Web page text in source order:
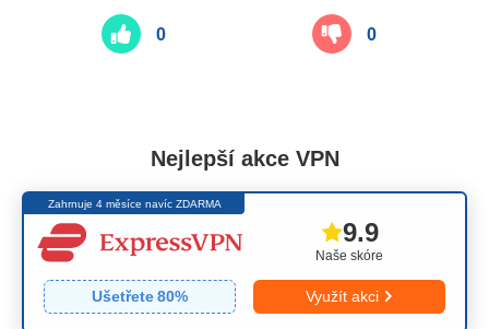
0 0
Nejlepší akce VPN
Zahrnuje 4 měsíce navíc ZDARMA
Naše skóre
9.9
Ušetřete80% Využít akci